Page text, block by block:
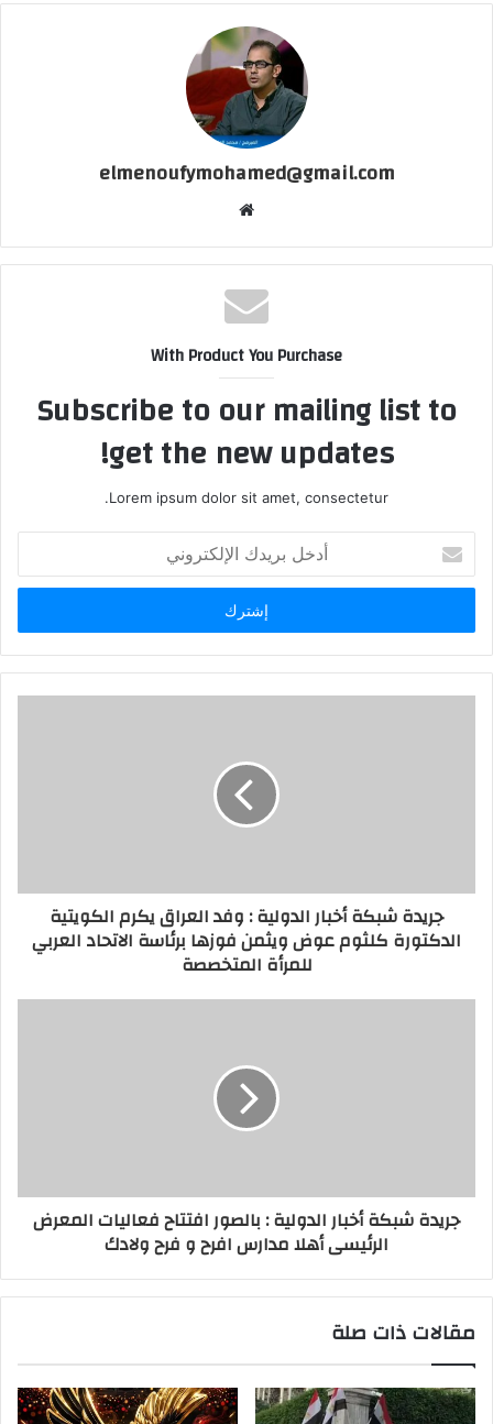
elmenoufymohamed@gmail.com
With Product You Purchase
Subscribe to our mailing list to
get the new updates!
Lorem ipsum dolor sit amet, consectetur.
بريدك
الإلكتروني
جريدة شبكة أخبار الدولية : وفد العراق يكرم الكويتية
الدكتورة كلثوم عوض ويثمن فوزها برئاسة الاتحاد العربي
للمرأة المتخصصة
جريدة شبكة أخبار الدولية : بالصور افتتاح فعاليات المعرض
الرئيسى أهلا مدارس افرح و فرح ولادك
مقالات ذات صلة